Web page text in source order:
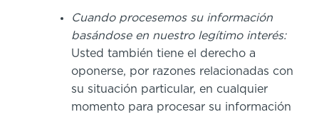
Cuando procesemos su información
basándose en nuestro legítimo interés:
Usted también tiene el derecho a
oponerse, por razones relacionadas con
su situación particular, en cualquier
momento para procesar su información